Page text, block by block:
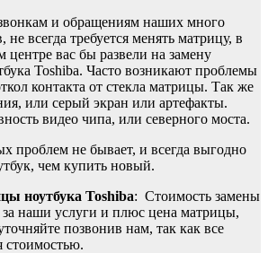
и обращениям наших много
всегда требуется менять матрицу, в
центре вас бы развели на замену
Toshiba. Часто возникают проблемы
контакта от стекла матрицы. Так же
или серый экран или артефакты.
видео чипа, или северного моста.
проблем не бывает, и всегда выгодно
чем купить новый.
ноутбука Toshiba: Стоимость замены
наши услуги и плюс цена матрицы,
позвонив нам, так как все
стоимостью.